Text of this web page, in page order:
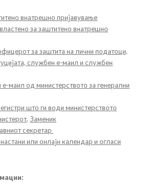
внатрешно пријавување
за заштитено внатрешно
за заштита на лични податоци,
службен е-маил и службен
маил од министерството за генерални
што ги води министерството
, Заменик
секретар
или онлајн календар и огласи